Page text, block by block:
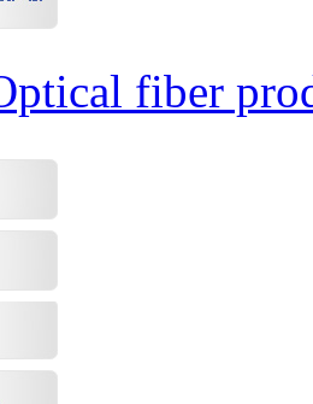
fiber